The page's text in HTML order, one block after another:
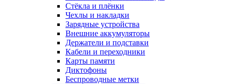
Стёкла и плёнки
Чехлы и накладки
Зарядные устройства
Внешние аккумуляторы
Держатели и подставки
Кабели и переходники
Карты памяти
Диктофоны
Беспроводные метки